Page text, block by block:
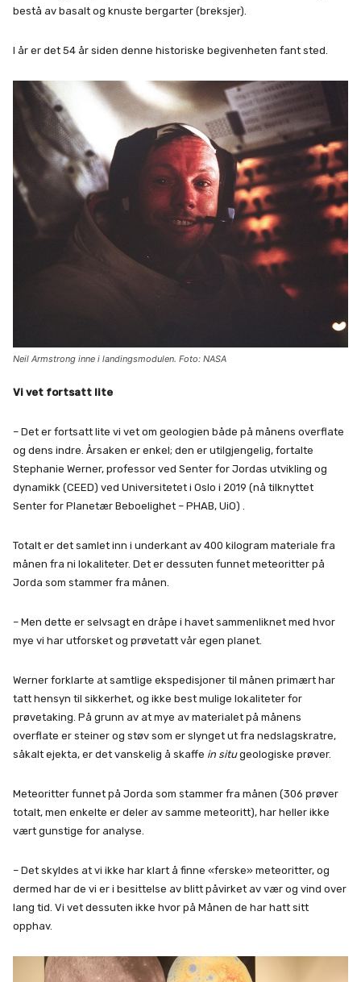
bestå av basalt og knuste bergarter (breksjer).
I år er det 54 år siden denne historiske begivenheten fant sted.
Neil Armstrong inne i landingsmodulen. Foto: NASA
Vi vet fortsatt lite
– Det er fortsatt lite vi vet om geologien både på månens overflate
og dens indre. Årsaken er enkel; den er utilgjengelig, fortalte
Stephanie Werner, professor ved Senter for Jordas utvikling og
dynamikk (CEED) ved Universitetet i Oslo i 2019 (nå tilknyttet
Senter for Planetær Beboelighet – PHAB, UiO) .
Totalt er det samlet inn i underkant av 400 kilogram materiale fra
månen fra ni lokaliteter. Det er dessuten funnet meteoritter på
Jorda som stammer fra månen.
– Men dette er selvsagt en dråpe i havet sammenliknet med hvor
mye vi har utforsket og prøvetatt vår egen planet.
Werner forklarte at samtlige ekspedisjoner til månen primært har
tatt hensyn til sikkerhet, og ikke best mulige lokaliteter for
prøvetaking. På grunn av at mye av materialet på månens
overflate er steiner og støv som er slynget ut fra nedslagskratre,
såkalt ejekta, er det vanskelig å skaffe in situgeologiske prøver.
Meteoritter funnet på Jorda som stammer fra månen (306 prøver
totalt, men enkelte er deler av samme meteoritt), har heller ikke
vært gunstige for analyse.
– Det skyldes at vi ikke har klart å finne «ferske» meteoritter, og
dermed har de vi er i besittelse av blitt påvirket av vær og vind over
lang tid. Vi vet dessuten ikke hvor på Månen de har hatt sitt
opphav.